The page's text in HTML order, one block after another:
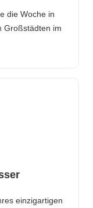
die Woche in
Großstädten im
einzigartigen